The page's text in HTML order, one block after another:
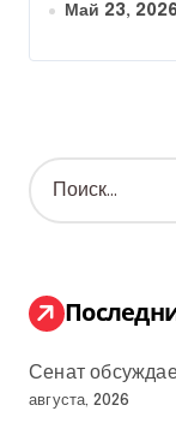
Май 23,
Н
а
:
Сенат
августа, 2026